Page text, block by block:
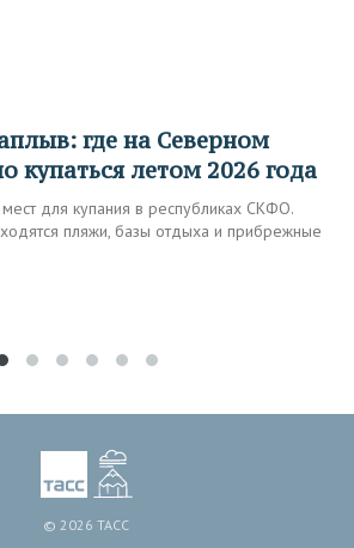
купаться летом 2026 года
для купания в республиках СКФО.
пляжи, базы отдыха и прибрежные
© 2026 ТАСС